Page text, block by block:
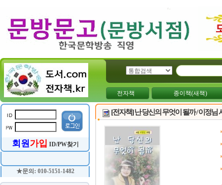
전자책 종이책(새책)
회원가입 ID/PW찾기
★문의: 010-5151-1482
[전자책] 난 당신의 무엇이 될까 / 이정님